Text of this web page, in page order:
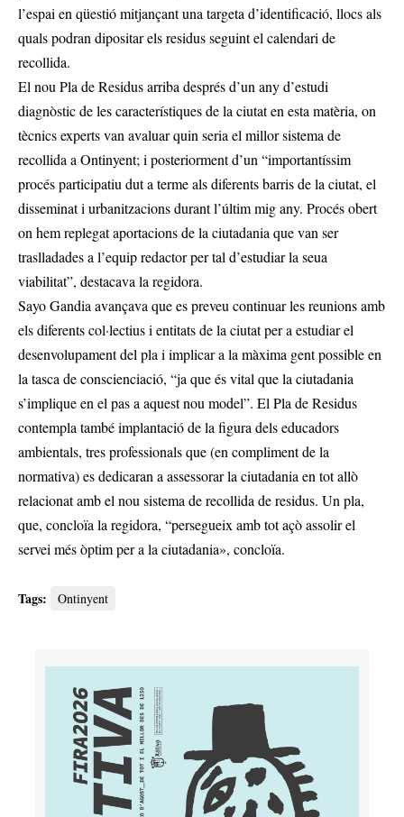
l’espai en qüestió mitjançant una targeta d’identificació, llocs als
quals podran dipositar els residus seguint el calendari de
recollida.
El nou Pla de Residus arriba després d’un any d’estudi
diagnòstic de les característiques de la ciutat en esta matèria, on
tècnics experts van avaluar quin seria el millor sistema de
recollida a Ontinyent; i posteriorment d’un “importantíssim
procés participatiu dut a terme als diferents barris de la ciutat, el
disseminat i urbanitzacions durant l’últim mig any. Procés obert
on hem replegat aportacions de la ciutadania que van ser
traslladades a l’equip redactor per tal d’estudiar la seua
viabilitat”, destacava la regidora.
Sayo Gandia avançava que es preveu continuar les reunions amb
els diferents col·lectius i entitats de la ciutat per a estudiar el
desenvolupament del pla i implicar a la màxima gent possible en
la tasca de conscienciació, “ja que és vital que la ciutadania
s’implique en el pas a aquest nou model”. El Pla de Residus
contempla també implantació de la figura dels educadors
ambientals, tres professionals que (en compliment de la
normativa) es dedicaran a assessorar la ciutadania en tot allò
relacionat amb el nou sistema de recollida de residus. Un pla,
que, concloïa la regidora, “persegueix amb tot açò assolir el
servei més òptim per a la ciutadania», concloïa.
Tags: Ontinyent